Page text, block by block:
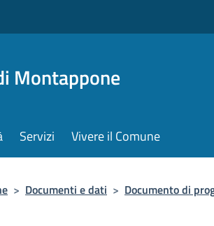
Montappone
Servizi Vivere il Comune
> Documenti e dati > Documento di